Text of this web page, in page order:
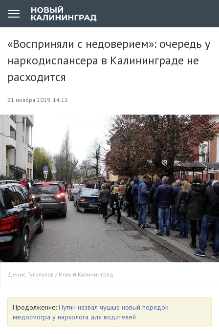
«Восприняли с недоверием»: очередь у
наркодиспансера в Калининграде не
расходится
21 ноября 2019, 14:11
Денис Туголуков / Новый Калининград
Продолжение: Путин назвал чушью новый порядок
медосмотра у нарколога для водителей